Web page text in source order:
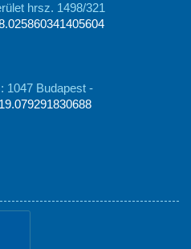
hrsz. 1498/321
1047 Budapest -